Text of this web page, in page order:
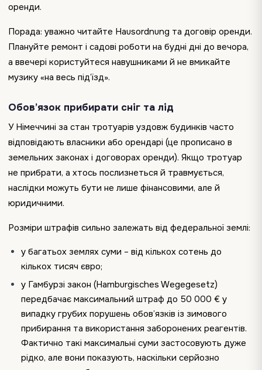
оренди.
Порада: уважно читайте Hausordnung та договір оренди.
Плануйте ремонт і садові роботи на будні дні до вечора,
а ввечері користуйтеся навушниками й не вмикайте
музику «на весь під’їзд».
Обов’язок прибирати сніг та лід
У Німеччині за стан тротуарів уздовж будинків часто
відповідають власники або орендарі (це прописано в
земельних законах і договорах оренди). Якщо тротуар
не прибрати, а хтось послизнеться й травмується,
наслідки можуть бути не лише фінансовими, але й
юридичними.
Розміри штрафів сильно залежать від федеральної землі:
у багатьох землях суми – від кількох сотень до
кількох тисяч євро;
у Гамбурзі закон (Hamburgisches Wegegesetz)
передбачає максимальний штраф до 50 000 € у
випадку грубих порушень обов’язків із зимового
прибирання та використання заборонених реагентів.
Фактично такі максимальні суми застосовують дуже
рідко, але вони показують, наскільки серйозно